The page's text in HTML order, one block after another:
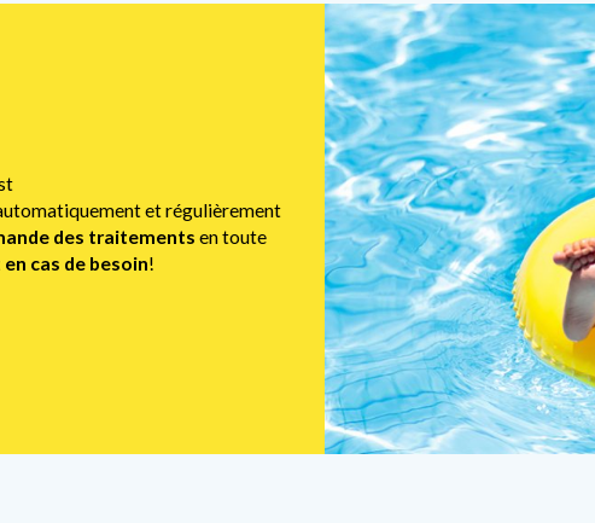
et régulièrement
des traitements en toute
cas de besoin!